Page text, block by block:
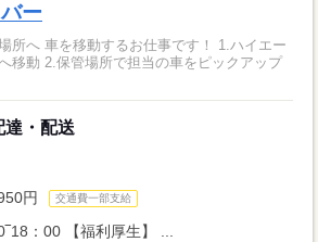
ー
！ 1.ハイエー
ックアップ
達・配送
円 交通費一部支給
：00 【福利厚生】 ...